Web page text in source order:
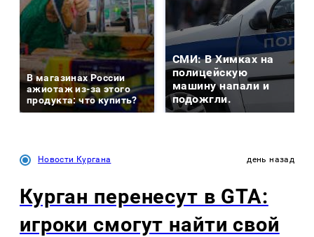
В магазинах России
ажиотаж из-за этого
продукта: что купить?
СМИ: В Химках на
полицейскую
машину напали и
подожгли.
Новости Кургана день назад
Курган перенесут в GTA:
игроки смогут найти свой